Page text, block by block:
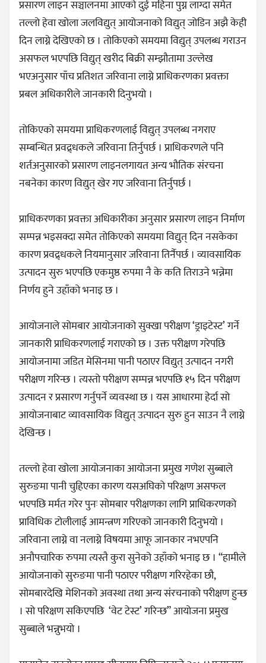
प्रसारण लाइन सञ्चालनमा आएको दुई महिना पुग्न लाग्दा समेत
तल्लो हेवा खोला जलविद्युत् आयोजनाको विद्युत् जोडिन अझै केही
दिन लाग्ने देखिएको छ । तोकिएको समयमा विद्युत् उपलब्ध गराउन
असफल भएपछि विद्युत् खरीद बिक्री सम्झौतामा उल्लेख
भएअनुसार पाँच प्रतिशत जरिवाना लाग्ने प्राधिकरणका प्रवक्ता
प्रबल अधिकारीले जानकारी दिनुभयो ।
तोकिएको समयमा प्राधिकरणलाई विद्युत् उपलब्ध नगराए
सम्बन्धित प्रवद्र्धकले जरिवाना तिर्नुपर्छ । प्राधिकरणले पनि
शर्तअनुसारको प्रसारण लाइनलगायत अन्य भौतिक संरचना
नबनेका कारण विद्युत् खेर गए जरिवाना तिर्नुपर्छ ।
प्राधिकरणका प्रवक्ता अधिकारीका अनुसार प्रसारण लाइन निर्माण
सम्पन्न भइसक्दा समेत तोकिएको समयमा विद्युत् दिन नसकेका
कारण प्रवद्र्धकले नियमानुसार जरिवाना तिर्नैपर्छ । व्यावसायिक
उत्पादन सुरु भएपछि एकमुष्ठ रुपमा नै के कति तिराउने भन्नेमा
निर्णय हुने उहाँको भनाइ छ ।
आयोजनाले सोमबार आयोजनाको सुक्खा परीक्षण ‘ड्राइटेस्ट’ गर्ने
जानकारी प्राधिकरणलाई गराएको छ । उक्त परीक्षण गरेपछि
आयोजनामा जडित मेसिनमा पानी पठाएर विद्युत् उत्पादन नगरी
परीक्षण गरिन्छ । त्यस्तो परीक्षण सम्पन्न भएपछि १५ दिन परीक्षण
उत्पादन र प्रसारण गर्नुपर्ने व्यवस्था छ । यस आधारमा हेर्दा सो
आयोजनाबाट व्यावसायिक विद्युत् उत्पादन सुरु हुन साउन नै लाग्ने
देखिन्छ ।
तल्लो हेवा खोला आयोजनाका आयोजना प्रमुख गणेश सुब्बाले
सुरुङमा पानी चुहिएका कारण यसअघिको परिक्षण असफल
भएपछि मर्मत गरेर पुनः सोमबार परीक्षणका लागि प्राधिकरणको
प्राविधिक टोलीलाई आमन्त्रण गरिएको जानकारी दिनुभयो ।
जरिवाना लाग्ने वा नलाग्ने विषयमा आफू जानकार नभएपनि
अनौपचारिक रुपमा त्यस्तै कुरा सुनेको उहाँको भनाइ छ । “हामीले
आयोजनाको सुरुङमा पानी पठाएर परीक्षण गरिरहेका छौ,
सोमबारदेखि मेशिनको अवस्था तथा अन्य संरचनाको परीक्षण हुन्छ
। सो परिक्षण सकिएपछि ‘वेट टेस्ट’ गरिन्छ” आयोजना प्रमुख
सुब्बाले भन्नुभयो ।